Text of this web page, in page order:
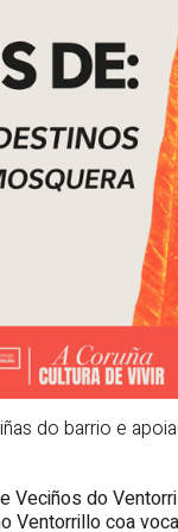
do barrio e
Veciños do
Ventorrillo coa